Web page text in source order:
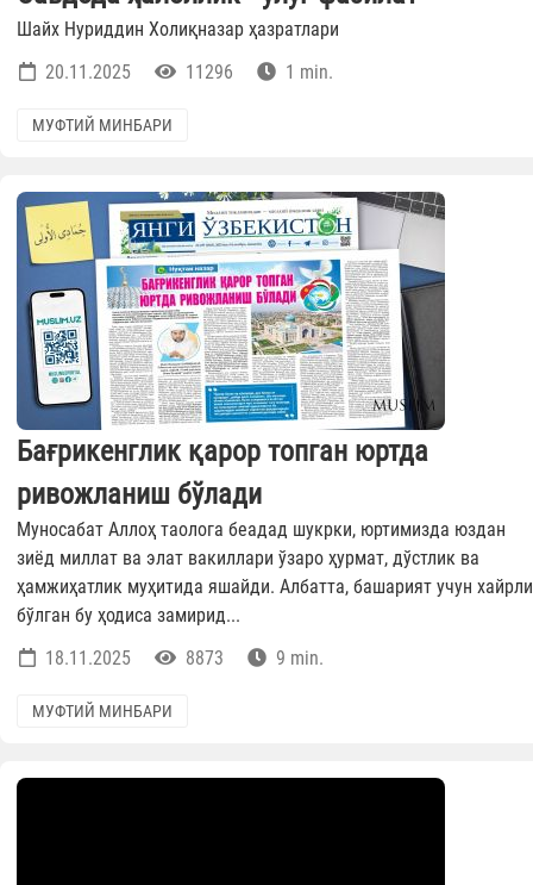
Шайх Нуриддин Холиқназар ҳазратлари
20.11.2025
11296 1 min.
МУФТИЙ МИНБАРИ
Бағрикенглик қарор топган юртда
ривожланиш бўлади
Муносабат Аллоҳ таолога беадад шукрки, юртимизда юздан
зиёд миллат ва элат вакиллари ўзаро ҳурмат, дўстлик ва
ҳамжиҳатлик муҳитида яшайди. Албатта, башарият учун хайрли
бўлган бу ҳодиса замирид...
18.11.2025
8873 9 min.
МУФТИЙ МИНБАРИ